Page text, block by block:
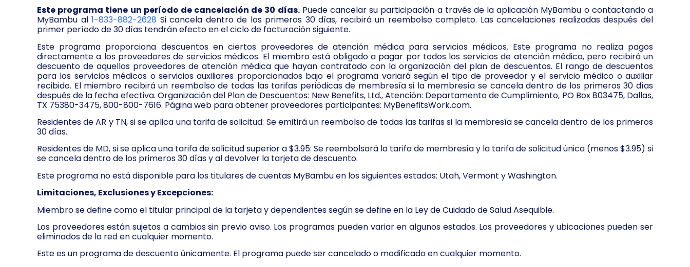
Este programa tiene un período de cancelación de 30 días.Puede cancelar su participación a través de la aplicación MyBambu o contactando a
MyBambu al1-833-882-2628 Si cancela dentro de los primeros 30 días, recibirá un reembolso completo. Las cancelaciones realizadas después del
primer período de 30 días tendrán efecto en el ciclo de facturación siguiente.
Este programa proporciona descuentos en ciertos proveedores de atención médica para servicios médicos. Este programa no realiza pagos
directamente a los proveedores de servicios médicos. El miembro está obligado a pagar por todos los servicios de atención médica, pero recibirá un
descuento de aquellos proveedores de atención médica que hayan contratado con la organización del plan de descuentos. El rango de descuentos
para los servicios médicos o servicios auxiliares proporcionados bajo el programa variará según el tipo de proveedor y el servicio médico o auxiliar
recibido. El miembro recibirá un reembolso de todas las tarifas periódicas de membresía si la membresía se cancela dentro de los primeros 30 días
después de la fecha efectiva. Organización del Plan de Descuentos: New Benefits, Ltd., Atención: Departamento de Cumplimiento, PO Box 803475, Dallas,
TX 75380-3475, 800-800-7616. Página web para obtener proveedores participantes: MyBenefitsWork.com.
Residentes de AR y TN, si se aplica una tarifa de solicitud: Se emitirá un reembolso de todas las tarifas si la membresía se cancela dentro de los primeros
30 días.
Residentes de MD, si se aplica una tarifa de solicitud superior a $3.95: Se reembolsará la tarifa de membresía y la tarifa de solicitud única (menos $3.95) si
se cancela dentro de los primeros 30 días y al devolver la tarjeta de descuento.
Este programa no está disponible para los titulares de cuentas MyBambu en los siguientes estados: Utah, Vermont y Washington.
Limitaciones, Exclusiones y Excepciones:
Miembro se define como el titular principal de la tarjeta y dependientes según se define en la Ley de Cuidado de Salud Asequible.
Los proveedores están sujetos a cambios sin previo aviso. Los programas pueden variar en algunos estados. Los proveedores y ubicaciones pueden ser
eliminados de la red en cualquier momento.
Este es un programa de descuento únicamente. El programa puede ser cancelado o modificado en cualquier momento.